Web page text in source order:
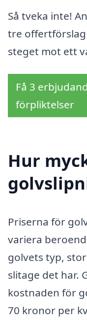
Så tveka inte!
tre
steget mot ett
Få 3
förpliktelser
Hur
Priserna för
variera
golvets typ,
slitage det har.
kostnaden för
70 kronor per